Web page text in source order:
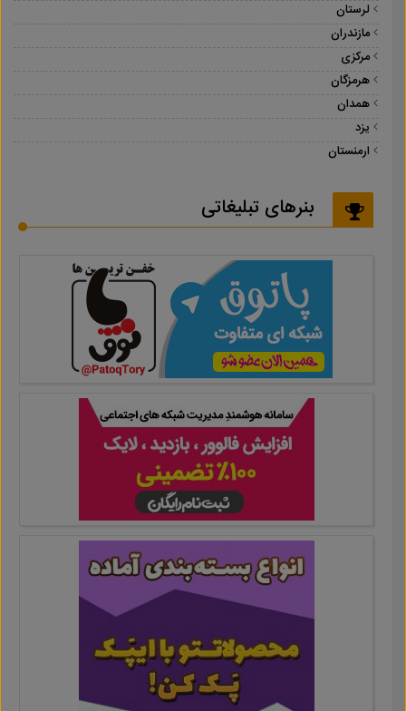
لرستان
مازندران
مرکزی
هرمزگان
همدان
یزد
ارمنستان
بنرهای تبلیغاتی